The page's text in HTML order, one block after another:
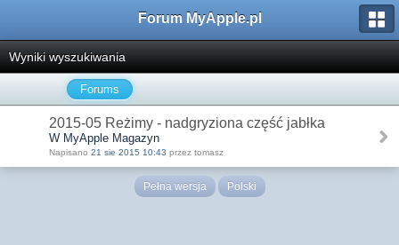
Forum MyApple.pl
Wyniki wyszukiwania
Forums
2015-05 Reżimy - nadgryziona część jabłka
W MyApple Magazyn
Napisano 21 sie 2015 10:43 przez tomasz
Pełna wersja Polski